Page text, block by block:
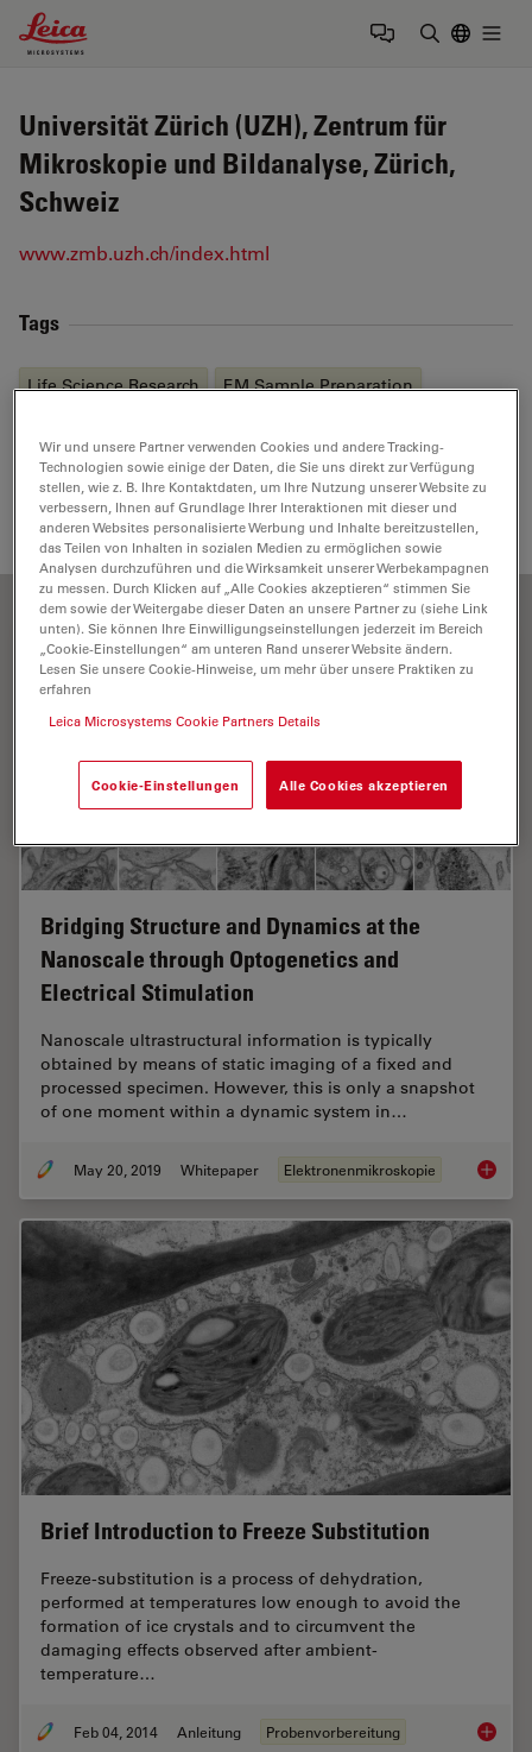
Leica Microsystems Logo
Universität Zürich (UZH), Zentrum für
Mikroskopie und Bildanalyse, Zürich,
Schweiz
www.zmb.uzh.ch/index.html
Tags
Life Science Research EMSample Preparation
Sample Preparation
Bridging Structure and Dynamics at the
Nanoscale through Optogenetics and
Electrical Stimulation
Nanoscale ultrastructural information is typically
obtained by means of static imaging of a fixed and
processed specimen. However, this is only a snapshot
of one moment within a dynamic system in…
May 20, 2019 Whitepaper Elektronenmikroskopie
Brief Introduction to Freeze Substitution
Freeze-substitution is a process of dehydration,
performed at temperatures low enough to avoid the
formation of ice crystals and to circumvent the
damaging effects observed after ambient-
temperature…
Feb 04, 2014 Anleitung Probenvorbereitung Brief
Wir und unsere Partner verwenden Cookies und andere Tracking-
Technologien sowie einige der Daten, die Sie uns direkt zur Verfügung
stellen, wie z. B. Ihre Kontaktdaten, um Ihre Nutzung unserer Website zu
verbessern, Ihnen auf Grundlage Ihrer Interaktionen mit dieser und
anderen Websites personalisierte Werbung und Inhalte bereitzustellen,
das Teilen von Inhalten in sozialen Medien zu ermöglichen sowie
Analysen durchzuführen und die Wirksamkeit unserer Werbekampagnen
zu messen. Durch Klicken auf „Alle Cookies akzeptieren“ stimmen Sie
dem sowie der Weitergabe dieser Daten an unsere Partner zu (siehe Link
unten). Sie können Ihre Einwilligungseinstellungen jederzeit im Bereich
„Cookie-Einstellungen“ am unteren Rand unserer Website ändern.
Lesen Sie unsere Cookie-Hinweise, um mehr über unsere Praktiken zu
erfahren
Leica Microsystems Cookie Partners Details
Cookie-Einstellungen Alle Cookies akzeptieren